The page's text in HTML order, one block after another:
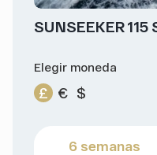
SUNSEEKER 115
Elegir moneda
£ € $
6 semanas